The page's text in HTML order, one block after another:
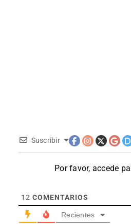
Suscribir
Por favor, accede
12 COMENTARIOS
Recientes